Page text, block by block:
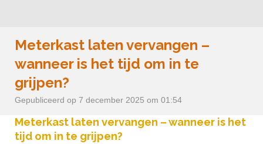
Meterkast laten vervangen –
wanneer is het tijd om in te
grijpen?
Gepubliceerd op 7 december 2025 om 01:54
Meterkast laten vervangen – wanneer is het
tijd om in te grijpen?